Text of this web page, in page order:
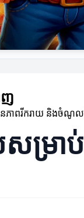
ញ
ភាពរីករាយ និងចំណូ
ម្រា